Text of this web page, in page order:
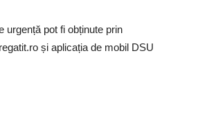
urgență pot fi obținute prin
și aplicația de mobil DSU